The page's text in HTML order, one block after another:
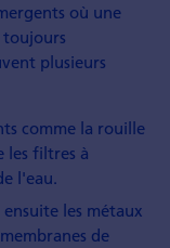
où une
plusieurs
comme la rouille
les filtres à
l'eau.
les métaux
de